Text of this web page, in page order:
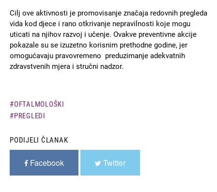
Cilj ove aktivnosti je promovisanje značaja redovnih pregleda
vida kod djece i rano otkrivanje nepravilnosti koje mogu
uticati na njihov razvoj i učenje. Ovakve preventivne akcije
pokazale su se izuzetno korisnim prethodne godine, jer
omogućavaju pravovremeno preduzimanje adekvatnih
zdravstvenih mjera i stručni nadzor.
OFTALMOLOŠKI
PREGLEDI
PODIJELI ČLANAK
Facebook Twitter